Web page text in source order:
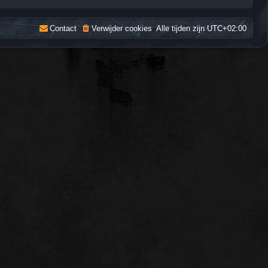
Alle tijden zijnUTC+02:00
Verwijder cookies
Contact